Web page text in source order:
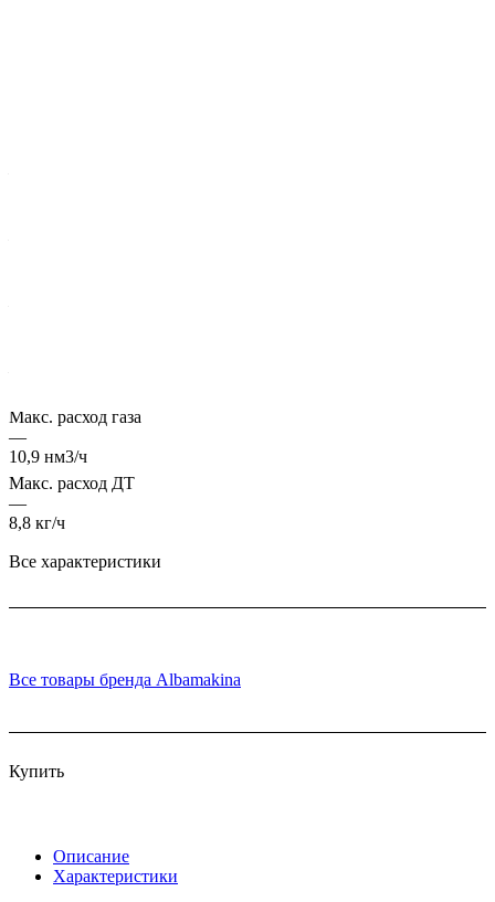
Макс. расход газа
—
10,9 нм3/ч
Макс. расход ДТ
—
8,8 кг/ч
Все характеристики
Все товары бренда Albamakina
Купить
Описание
Характеристики